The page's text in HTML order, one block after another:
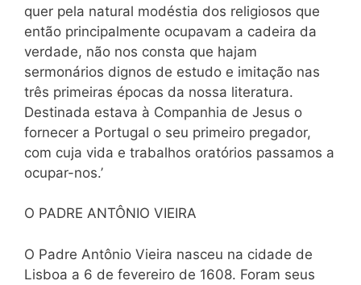
quer pela natural modéstia dos religiosos que
então principalmente ocupavam a cadeira da
verdade, não nos consta que hajam
sermonários dignos de estudo e imitação nas
três primeiras épocas da nossa literatura.
Destinada estava à Companhia de Jesus o
fornecer a Portugal o seu primeiro pregador,
com cuja vida e trabalhos oratórios passamos a
ocupar-nos.’
O PADRE ANTÔNIO VIEIRA
O Padre Antônio Vieira nasceu na cidade de
Lisboa a 6 de fevereiro de 1608. Foram seus